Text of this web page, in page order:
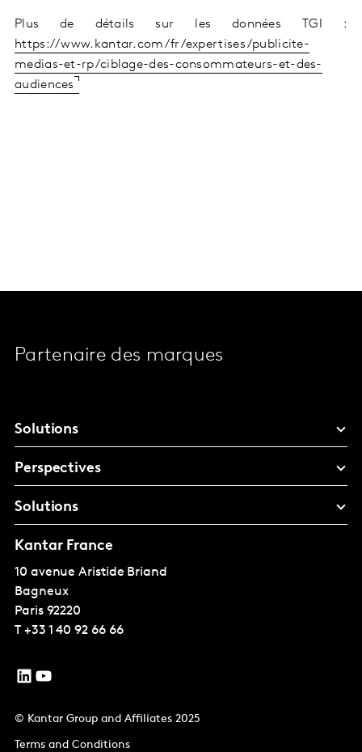
Plus de détails sur les données TGI :
https://www.kantar.com/fr/expertises/publicite-
medias-et-rp/ciblage-des-consommateurs-et-des-
audiences
Partenaire des marques
Solutions
Perspectives
Solutions
Kantar France
10 avenue Aristide Briand
Bagneux
Paris 92220
T +33 1 40 92 66 66
© Kantar Group and Affiliates 2025
Terms and Conditions